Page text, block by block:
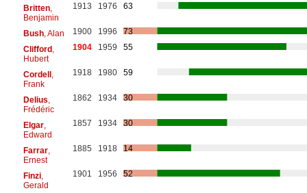
Britten,
Benjamin
1913 1976 63
Bush, Alan 1900 1996
73
Clifford,
Hubert
1904 1959 55
Cordell,
Frank
1918 1980 59
Delius
Frédéric
1862 1934 30
Elgar,
Edward
1857 1934 30
Farrar,
Ernest
1885 1918 14
Finzi,
Gerald
1901 1956 52